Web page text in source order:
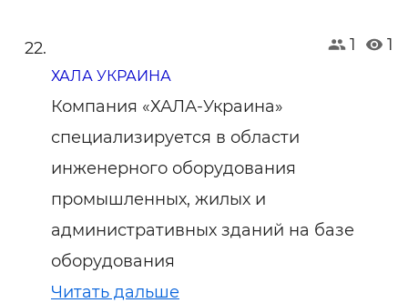
1 1
ХАЛА УКРАИНА
Компания «ХАЛА-Украина»
специализируется в области
инженерного оборудования
промышленных, жилых и
административных зданий на базе
оборудования
Читать дальше